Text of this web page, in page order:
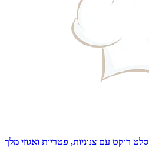
סלט רוקט עם צנוניות, פטריות ואגוזי מלך